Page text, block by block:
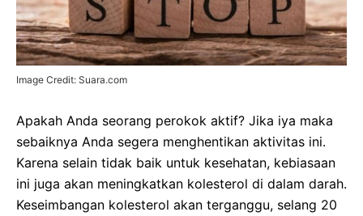
Image Credit: Suara.com
Apakah Anda seorang perokok aktif? Jika iya maka
sebaiknya Anda segera menghentikan aktivitas ini.
Karena selain tidak baik untuk kesehatan, kebiasaan
ini juga akan meningkatkan kolesterol di dalam darah.
Keseimbangan kolesterol akan terganggu, selang 20